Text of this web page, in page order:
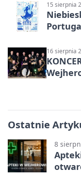
15 sierpnia
16 sierpnia
Ostatnie
8